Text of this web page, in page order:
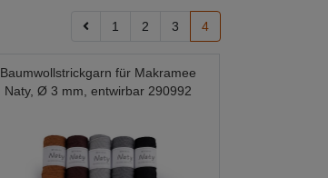
1 2 3 4
Baumwollstrickgarn für Makramee
Naty, Ø 3 mm, entwirbar 290992